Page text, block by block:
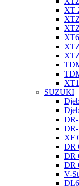
XT
SUZUKI
XF
DR
DR
DR
V-